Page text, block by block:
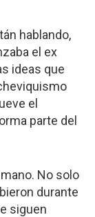
hablando,
el ex
ideas que
el
parte del
No solo
durante
siguen